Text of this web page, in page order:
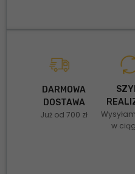
DARMOWA
DOSTAWA
Już od 700 zł
w